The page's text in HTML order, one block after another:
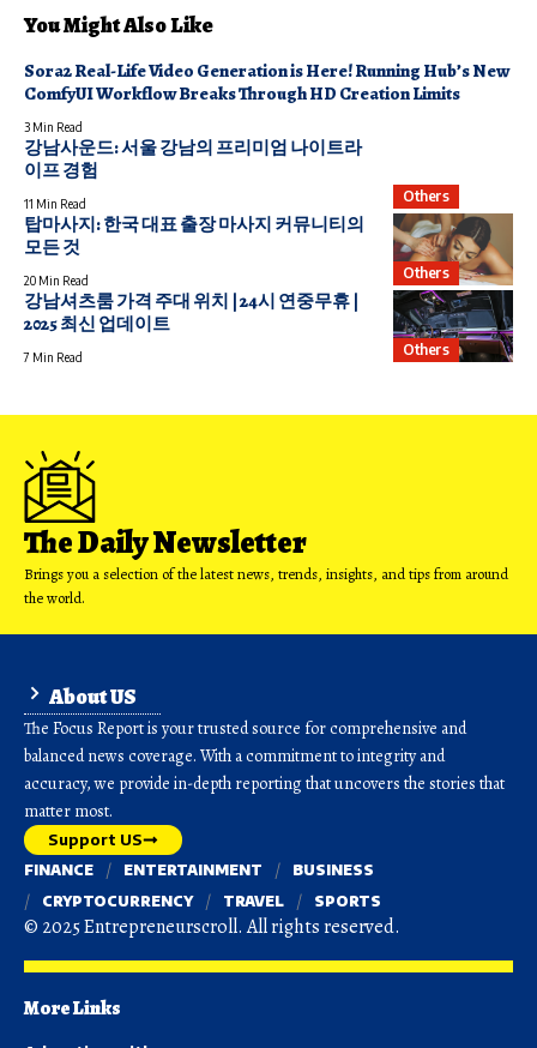
You Might Also Like
Sora2 Real-Life Video Generation is Here! Running Hub’s New
ComfyUI Workflow Breaks Through HD Creation Limits
3 Min Read
Others
강남사운드: 서울 강남의 프리미엄 나이트라
이프 경험
11 Min Read
Others
탑마사지: 한국 대표 출장 마사지 커뮤니티의
모든 것
20 Min Read
Others
강남셔츠룸 가격 주대 위치 | 24시 연중무휴 |
2025 최신 업데이트
7 Min Read
The Daily Newsletter
Brings you a selection of the latest news, trends, insights, and tips from around
the world.
About US
The Focus Report is your trusted source for comprehensive and
balanced news coverage. With a commitment to integrity and
accuracy, we provide in-depth reporting that uncovers the stories that
matter most.
Support US
FINANCE ENTERTAINMENT
BUSINESS
CRYPTOCURRENCY
TRAVEL SPORTS
© 2025 Entrepreneurscroll. All rights reserved.
More Links